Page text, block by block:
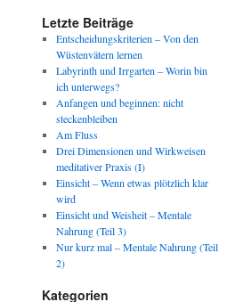
Letzte Beiträge
Entscheidungskriterien – Von den
Wüstenvätern lernen
Labyrinth und Irrgarten – Worin bin
ich unterwegs?
Anfangen und beginnen: nicht
steckenbleiben
Am Fluss
Drei Dimensionen und Wirkweisen
meditativer Praxis (I)
Einsicht – Wenn etwas plötzlich klar
wird
Einsicht und Weisheit – Mentale
Nahrung (Teil 3)
Nur kurz mal – Mentale Nahrung (Teil
2)
Kategorien